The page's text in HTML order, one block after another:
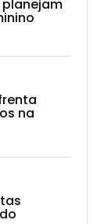
planejam
na